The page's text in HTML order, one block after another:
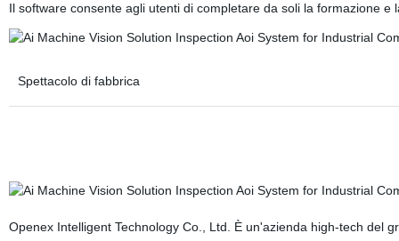
Il software consente agli utenti di completare da soli la formazione
Spettacolo di fabbrica
Openex Intelligent Technology Co., Ltd. È un'azienda high-tech del